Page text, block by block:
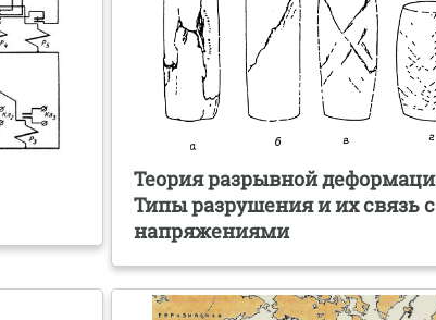
Теория разрывной
Типы разрушения и их связь с
напряжениями